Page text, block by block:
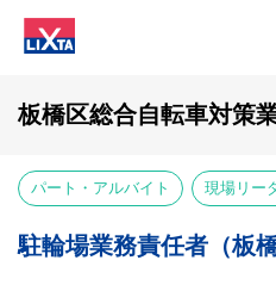
板橋区総合自転車対策
パート・アルバイト 現場リー
駐輪場業務責任者（板橋